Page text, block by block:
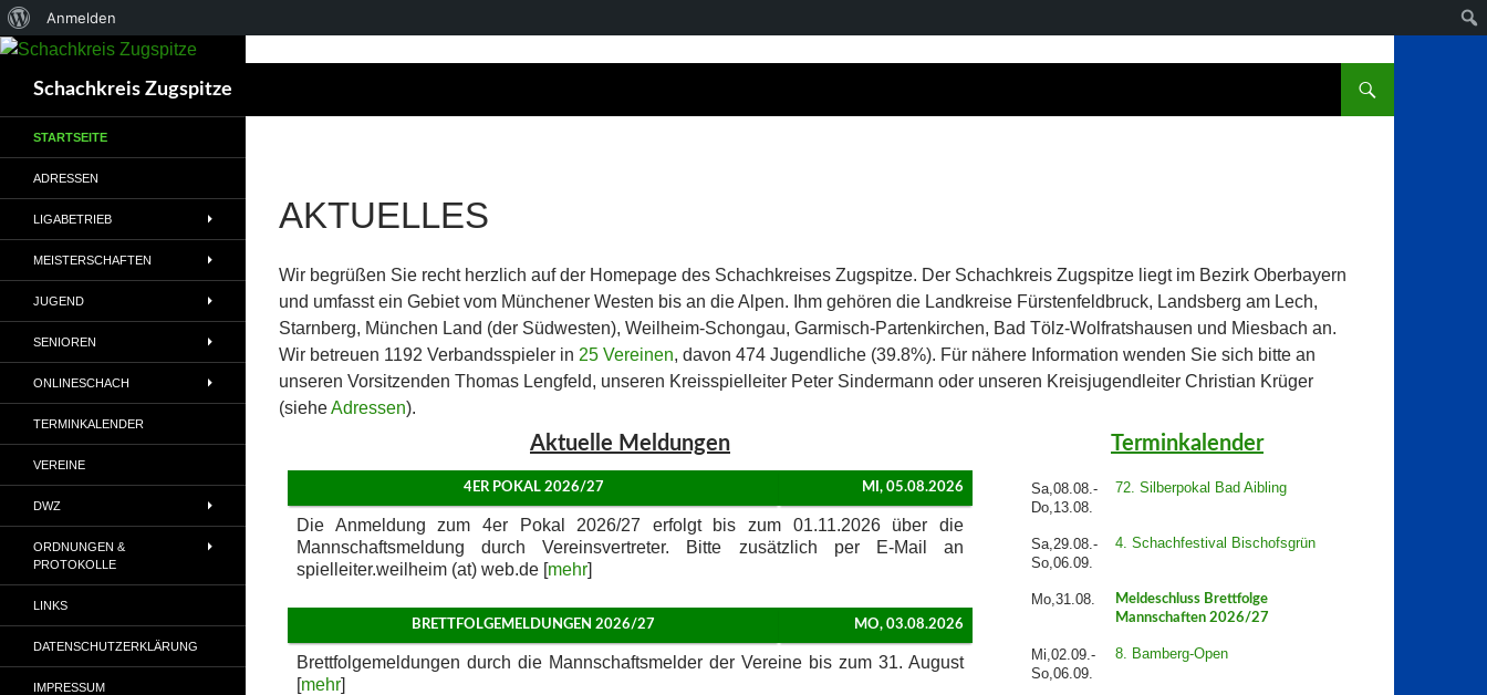
Über
WordPress
Anmelden
Schachkreis Zugspitze
AKTUELLES
Wir begrüßen Sie recht herzlich auf der Homepage des Schachkreises Zugspitze. Der Schachkreis Zugspitze liegt im Bezirk Oberbayern
und umfasst ein Gebiet vom Münchener Westen bis an die Alpen. Ihm gehören die Landkreise Fürstenfeldbruck, Landsberg am Lech,
Starnberg, München Land (der Südwesten), Weilheim-Schongau, Garmisch-Partenkirchen, Bad Tölz-Wolfratshausen und Miesbach an.
Wir betreuen 1192 Verbandsspieler in 25 Vereinen, davon 474 Jugendliche (39.8%). Für nähere Information wenden Sie sich bitte an
unseren Vorsitzenden Thomas Lengfeld, unseren Kreisspielleiter Peter Sindermann oder unseren Kreisjugendleiter Christian Krüger
(sieheAdressen).
Aktuelle Meldungen
4ER POKAL 2026/27 MI, 05.08.2026
Die Anmeldung zum 4er Pokal 2026/27 erfolgt bis zum 01.11.2026 über die
Mannschaftsmeldung durch Vereinsvertreter. Bitte zusätzlich per E-Mail an
spielleiter.weilheim (at) web.de [mehr]
BRETTFOLGEMELDUNGEN 2026/27 MO, 03.08.2026
Brettfolgemeldungen durch die Mannschaftsmelder der Vereine bis zum 31. August
[mehr]
Terminkalender
Sa,08.08.-
Do,13.08.
72. Silberpokal Bad Aibling
Sa,29.08.-
So,06.09.
4. Schachfestival Bischofsgrün
Mo,31.08.
Meldeschluss Brettfolge
Mannschaften 2026/27
Mi,02.09.-
So,06.09.
8. Bamberg-Open
STARTSEITE
ADRESSEN
LIGABETRIEB
MEISTERSCHAFTEN
JUGEND
SENIOREN
ONLINESCHACH
TERMINKALENDER
VEREINE
DWZ
ORDNUNGEN &
PROTOKOLLE
LINKS
DATENSCHUTZERKLÄRUNG
IMPRESSUM